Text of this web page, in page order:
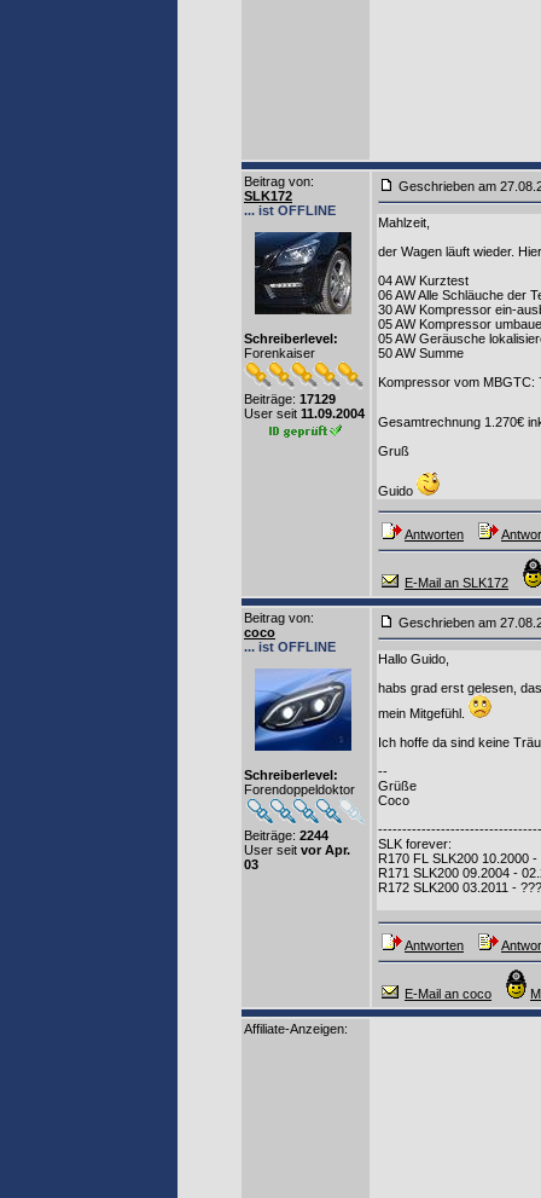
Beitrag von:
SLK172
... ist OFFLINE
Schreiberlevel:
Forenkaiser
Beiträge: 17129
User seit 11.09.2004
Geschrieben am
Mahlzeit,
der Wagen läuft wieder.
04 AW Kurztest
06 AW Alle Schläuche der
30 AW Kompressor ein-
05 AW Kompressor
05 AW Geräusche
50 AW Summe
Kompressor vom MBGTC:
Gesamtrechnung 1.270€
Gruß
Guido
Antworten
E-Mail an SLK172
Beitrag von:
coco
... ist OFFLINE
Schreiberlevel:
Forendoppeldoktor
Beiträge: 2244
User seit vor Apr.
03
Geschrieben am
Hallo Guido,
habs grad erst gelesen,
mein Mitgefühl.
Ich hoffe da sind keine
--
Grüße
Coco
SLK forever:
R170 FL SLK200 10.2000 -
R171 SLK200 09.2004 -
R172 SLK200 03.2011 - ???
Antworten
E-Mail an coco
Affiliate-Anzeigen: